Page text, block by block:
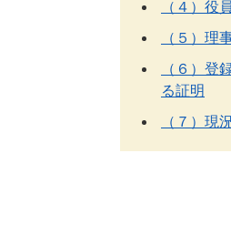
（４）役
（５）理
（６）登
る証明
（７）現